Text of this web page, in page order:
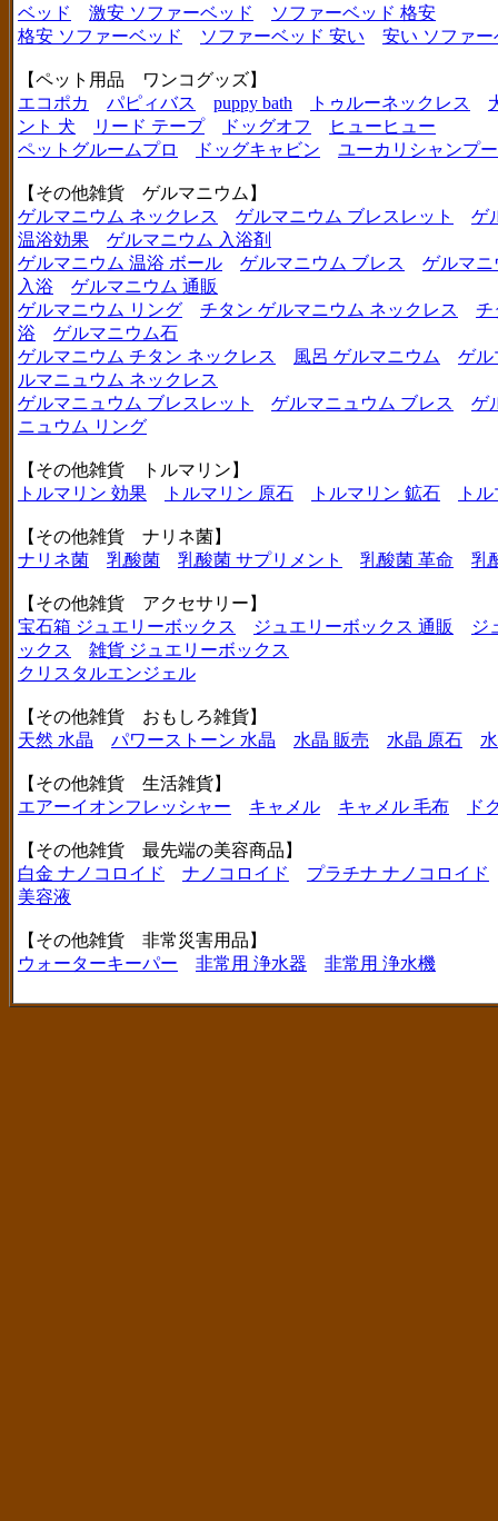
ベッド
激安 ソファーベッド
ソファーベッド 格安
格安 ソファーベッド
ソファーベッド 安い 安い ソファー
【ペット用品 ワンコグッズ】
エコポカ
パピィバス puppy bath トゥルーネックレス
ント 犬
リード テープ ドッグオフ
ヒューヒュー
ペットグルームプロ
ドッグキャビン ユーカリシャンプー
【その他雑貨 ゲルマニウム】
ゲルマニウム ネックレス
ゲルマニウム ブレスレット
ゲ
温浴効果
ゲルマニウム 入浴剤
ゲルマニウム 温浴 ボール
ゲルマニウム ブレス
ゲルマニ
入浴
ゲルマニウム 通販
ゲルマニウム リング
チタン ゲルマニウム ネックレス
チ
浴
ゲルマニウム石
ゲルマニウム チタン ネックレス
風呂 ゲルマニウム
ゲル
ルマニュウム ネックレス
ゲルマニュウム ブレスレット
ゲルマニュウム ブレス
ゲ
ニュウム リング
【その他雑貨 トルマリン】
トルマリン 効果
トルマリン 原石 トルマリン 鉱石 ト
【その他雑貨 ナリネ菌】
ナリネ菌
乳酸菌 乳酸菌 サプリメント 乳酸菌 革命 乳
【その他雑貨 アクセサリー】
宝石箱 ジュエリーボックス
ジュエリーボックス 通販
ジ
ックス
雑貨 ジュエリーボックス
クリスタルエンジェル
【その他雑貨 おもしろ雑貨】
天然 水晶
パワーストーン 水晶 水晶 販売 水晶 原石
【その他雑貨 生活雑貨】
エアーイオンフレッシャー
キャメル キャメル 毛布 ド
【その他雑貨 最先端の美容商品】
白金 ナノコロイド
ナノコロイド
プラチナ ナノコロイド
美容液
【その他雑貨 非常災害用品】
ウォーターキーパー
非常用 浄水器 非常用 浄水機